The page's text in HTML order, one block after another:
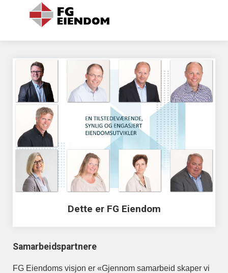
Dette er FG Eiendom
Samarbeidspartnere
FG Eiendoms visjon er «Gjennom samarbeid skaper vi